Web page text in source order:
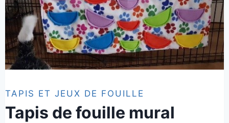
TAPIS ET JEUX DE FOUILLE
Tapis de fouille mural